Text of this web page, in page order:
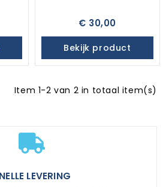
€ 30,00
Bekijk product
Item 1-2 van 2 in totaal item(s)
LEVERING